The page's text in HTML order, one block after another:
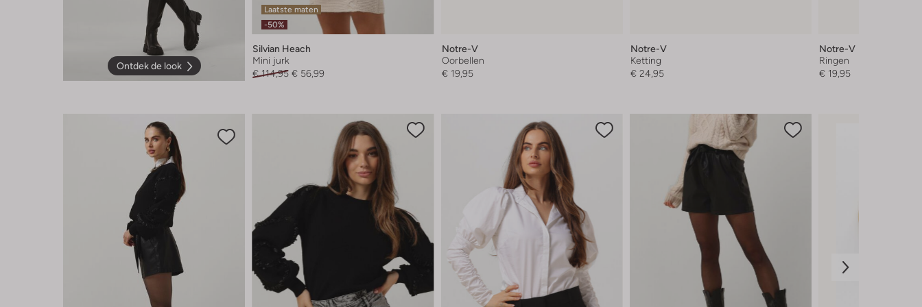
Ontdek de look
Laatste maten
-50%
Silvian Heach
Mini jurk
€ 114,95 € 56,99
Notre-V
Oorbellen
€ 19,95
Notre-V
Ketting
€ 24,95
Notre-V
Ringen
€ 19,95